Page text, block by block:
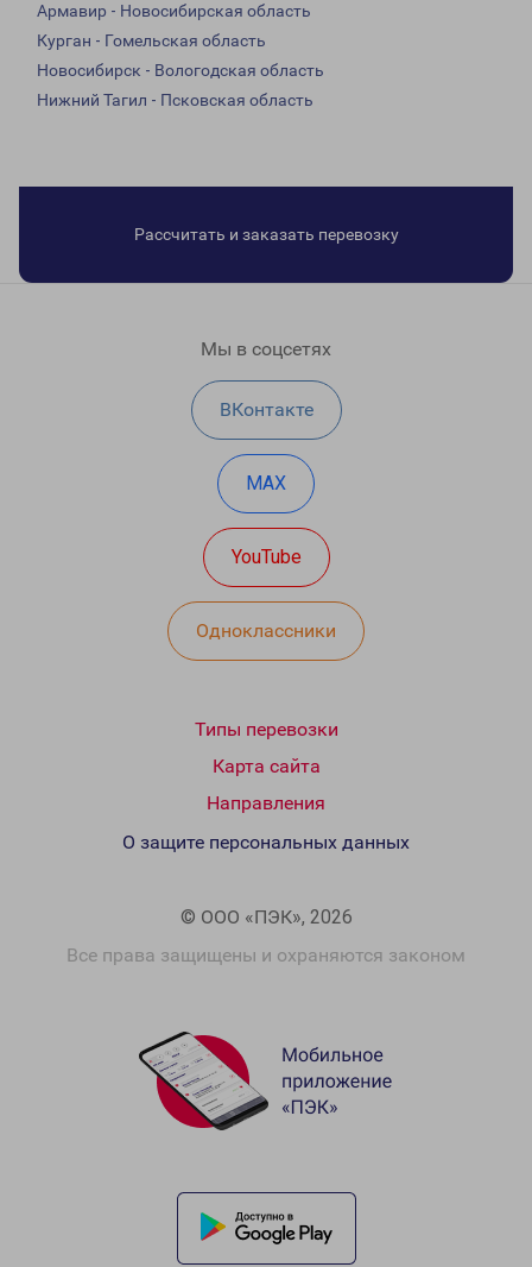
Армавир - Новосибирская область
Курган - Гомельская область
Новосибирск - Вологодская область
Нижний Тагил - Псковская область
Рассчитать и заказать перевозку
Мы в соцсетях
ВКонтакте
MAX
YouTube
Одноклассники
Типы перевозки
Карта сайта
Направления
© ООО «ПЭК», 2026
Все права защищены и охраняются законом
О защите персональных данных